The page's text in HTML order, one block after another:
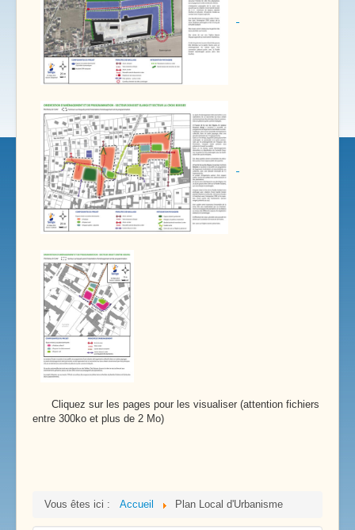
Cliquez sur les pages pour les visualiser (attention fichiers
entre 300ko et plus de 2 Mo)
Vous êtes ici : Accueil Plan Local d'Urbanisme